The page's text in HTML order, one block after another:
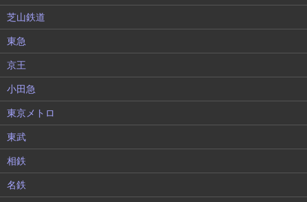
芝山鉄道
東急
京王
小田急
東京メトロ
東武
相鉄
名鉄